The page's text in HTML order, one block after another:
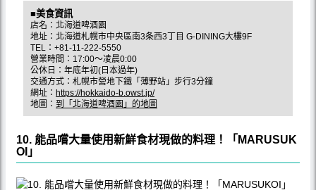
■美食資訊
店名：北海道啤酒園
地址：北海道札幌市中央區南3条西3丁目 G-DINING大樓9F
TEL：+81-11-222-5550
營業時間：17:00〜凌晨0:00
公休日：年底年初(日本過年)
交通方式：札幌市營地下鐵「薄野站」步行3分鐘
網址： https://hokkaido-b.owst.jp/
地圖： 到「北海道啤酒園」的地圖
10. 能品嚐大量使用新鮮食材現做的料理！「MARUSUK
OI」